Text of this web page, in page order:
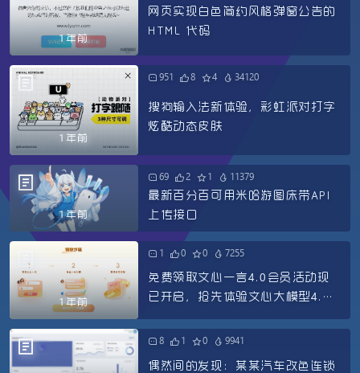
1年前
网页实现白色简约风格弹窗公告的
HTML 代码
1年前
951 8 4 34120
搜狗输入法新体验，彩虹派对打字
炫酷动态皮肤
1年前
69 2 1 11379
最新百分百可用米哈游图床带API
上传接口
1年前
1 0 0 7255
免费领取文心一言4.0会员活动现
已开启，抢先体验文心大模型4.0
的魅力
8 1 0 9941
偶然间的发现：某某汽车改色连锁